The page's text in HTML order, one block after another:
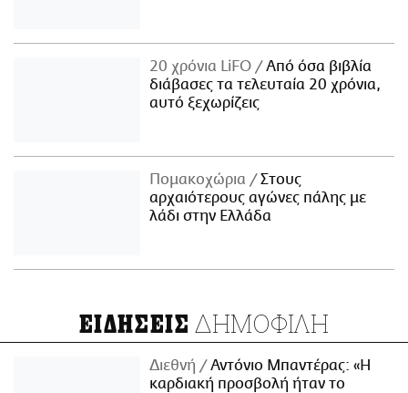
20 χρόνια LiFO
Από όσα βιβλία
διάβασες τα τελευταία 20 χρόνια,
αυτό ξεχωρίζεις
Πομακοχώρια
Στους
αρχαιότερους αγώνες πάλης με
λάδι στην Ελλάδα
ΕΙΔΗΣΕΙΣ ΔΗΜΟΦΙΛΗ
Διεθνή
Αντόνιο Μπαντέρας: «Η
καρδιακή προσβολή ήταν το